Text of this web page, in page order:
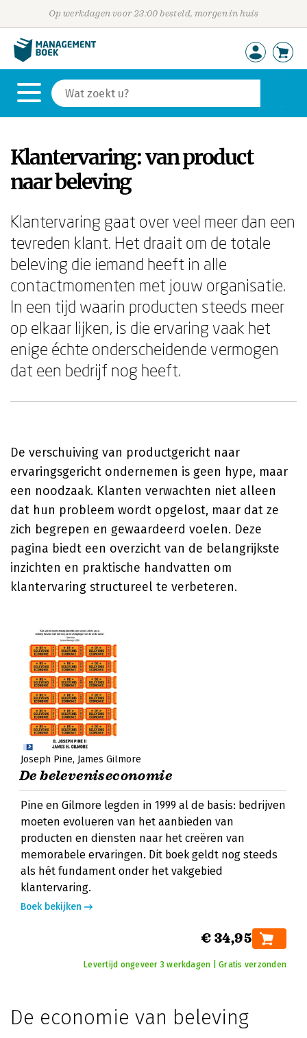
Op werkdagen voor 23:00 besteld, morgen in huis
Klantervaring: van product
naar beleving
Klantervaring gaat over veel meer dan een
tevreden klant. Het draait om de totale
beleving die iemand heeft in alle
contactmomenten met jouw organisatie.
In een tijd waarin producten steeds meer
op elkaar lijken, is die ervaring vaak het
enige échte onderscheidende vermogen
dat een bedrijf nog heeft.
De verschuiving van productgericht naar
ervaringsgericht ondernemen is geen hype, maar
een noodzaak. Klanten verwachten niet alleen
dat hun probleem wordt opgelost, maar dat ze
zich begrepen en gewaardeerd voelen. Deze
pagina biedt een overzicht van de belangrijkste
inzichten en praktische handvatten om
klantervaring structureel te verbeteren.
Joseph Pine James Gilmore
De beleveniseconomie
Pine en Gilmore legden in 1999 al de basis: bedrijven
moeten evolueren van het aanbieden van
producten en diensten naar het creëren van
memorabele ervaringen. Dit boek geldt nog steeds
als hét fundament onder het vakgebied
klantervaring.
Boek bekijken
€ 34,95
Levertijd ongeveer 3 werkdagen | Gratis verzonden
De economie van beleving